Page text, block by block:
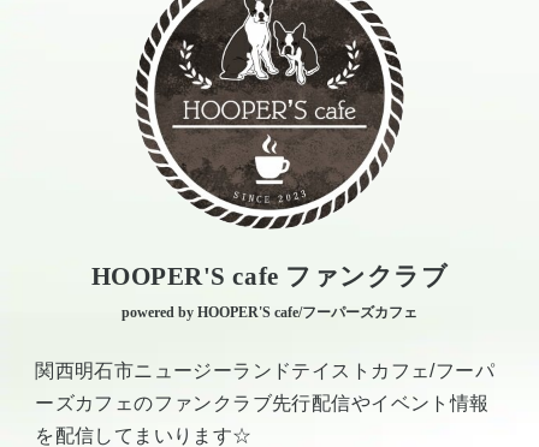
HOOPER'S cafe ファンクラブ
powered by HOOPER'S cafe/フーパーズカフェ
関西明石市ニュージーランドテイストカフェ/フーパ
ーズカフェのファンクラブ先行配信やイベント情報
を配信してまいります☆